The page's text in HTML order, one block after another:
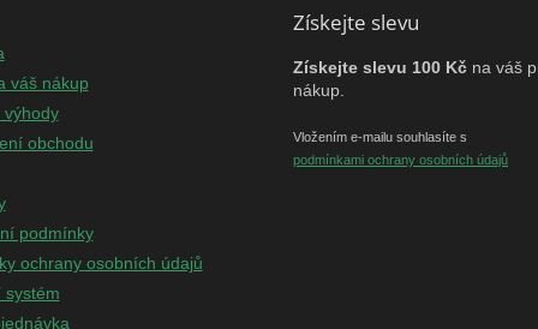
váš nákup
obchodu
podmínky
ochrany osobních údajů
systém
Získejte slevu
Získejte slevu 100 Kč na váš
nákup.
Vložením e-mailu souhlasíte s
podmínkami ochrany osobních údajů